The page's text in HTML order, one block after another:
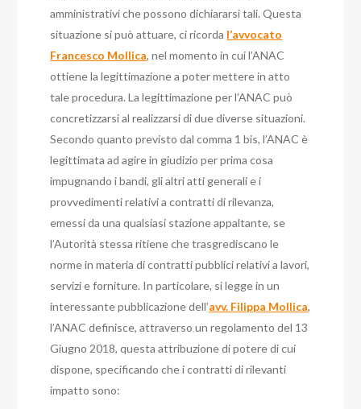
amministrativi che possono dichiararsi tali. Questa
situazione si può attuare, ci ricorda l’avvocato
Francesco Mollica, nel momento in cui l’ANAC
ottiene la legittimazione a poter mettere in atto
tale procedura. La legittimazione per l’ANAC può
concretizzarsi al realizzarsi di due diverse situazioni.
Secondo quanto previsto dal comma 1 bis, l’ANAC è
legittimata ad agire in giudizio per prima cosa
impugnando i bandi, gli altri atti generali e i
provvedimenti relativi a contratti di rilevanza,
emessi da una qualsiasi stazione appaltante, se
l’Autorità stessa ritiene che trasgrediscano le
norme in materia di contratti pubblici relativi a lavori,
servizi e forniture. In particolare, si legge in un
interessante pubblicazione dell’avv. Filippa Mollica,
l’ANAC definisce, attraverso un regolamento del 13
Giugno 2018, questa attribuzione di potere di cui
dispone, specificando che i contratti di rilevanti
impatto sono: